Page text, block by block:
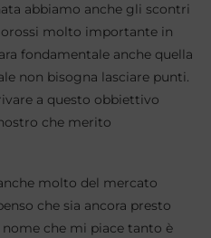
abbiamo anche gli scontri
molto importante in
fondamentale anche quella
non bisogna lasciare punti.
a questo obbiettivo
che merito
molto del mercato
che sia ancora presto
nome che mi piace tanto è